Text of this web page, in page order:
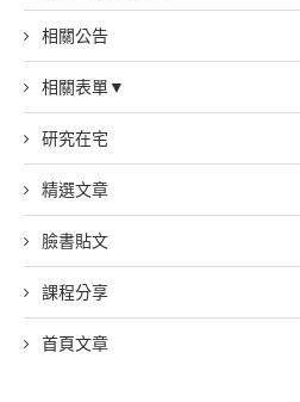
相關公告
相關表單▼
研究在宅
精選文章
臉書貼文
課程分享
首頁文章